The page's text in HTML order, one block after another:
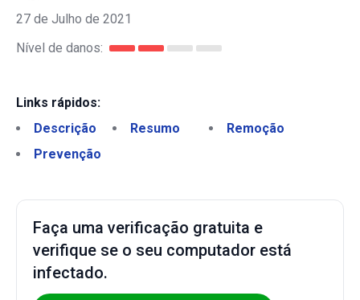
27 de Julho de 2021
Nível de danos:
Links rápidos:
Descrição
Resumo
Remoção
Prevenção
Faça uma verificação gratuita e
verifique se o seu computador está
infectado.